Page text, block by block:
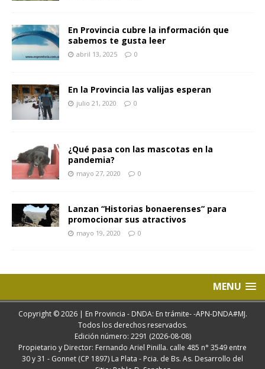
En Provincia cubre la información que
sabemos te gusta leer
abril 13, 2025 0
En la Provincia las valijas esperan
julio 21, 2020 0
¿Qué pasa con las mascotas en la
pandemia?
mayo 27, 2020 0
Lanzan “Historias bonaerenses” para
promocionar sus atractivos
mayo 19, 2020 0
MENU
Copyright © 2026 | En Provincia - DNDA: En trámite- -APN-DNDA#MJ.
Todos los derechos reservados.
Edición número: 2291 (2026-08-08)
Propietario y Director: Fernando Ariel Pinilla. calle 485 n° 3549 entre
30 y 31 - Gonnet (CP 1897) La Plata - Pcia. de Bs. As. Desarrollo del